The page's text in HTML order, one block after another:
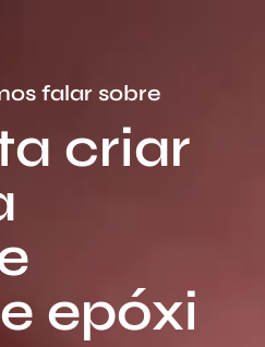
falar sobre
criar
epóxi